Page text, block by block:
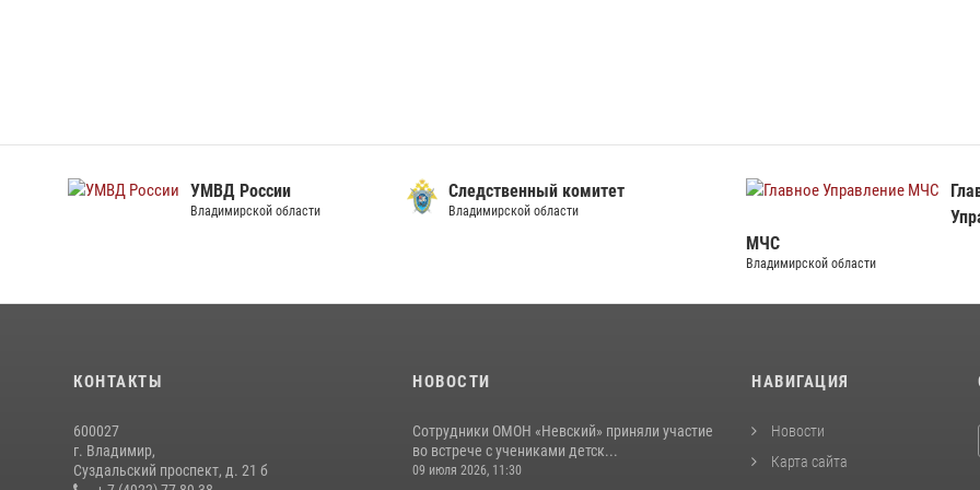
УМВД России
Владимирской области
Следственный комитет
Владимирской области
МЧС
Владимирской области
КОНТАКТЫ
600027
г. Владимир,
Суздальский проспект, д. 21 б
НОВОСТИ
Сотрудники ОМОН «Невский» приняли участие
во встрече с учениками детск...
09 июля 2026, 11:30
НАВИГАЦИЯ
Новости
Карта сайта